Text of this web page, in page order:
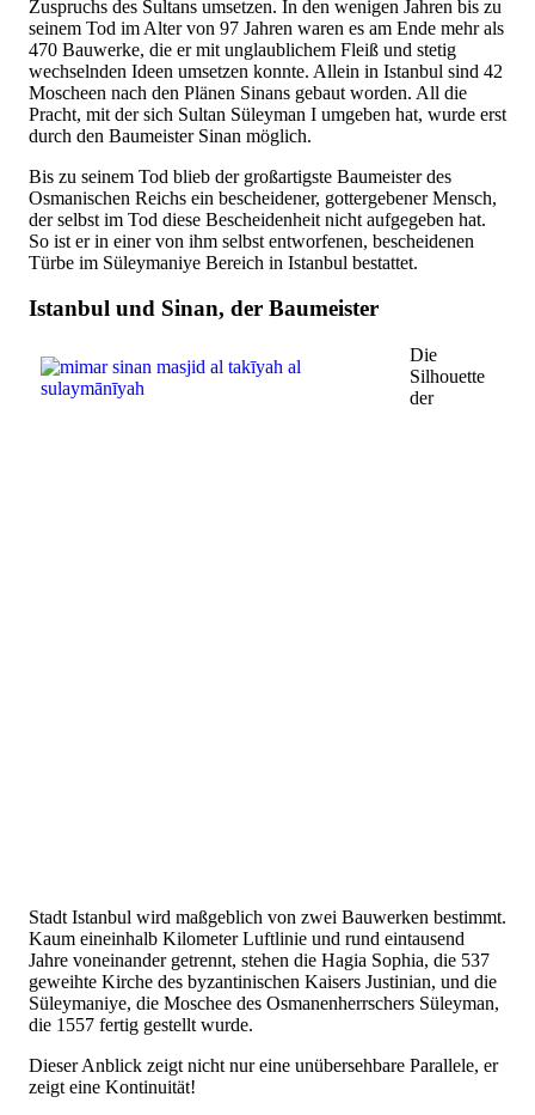
Zuspruchs des Sultans umsetzen. In den wenigen Jahren bis zu
seinem Tod im Alter von 97 Jahren waren es am Ende mehr als
470 Bauwerke, die er mit unglaublichem Fleiß und stetig
wechselnden Ideen umsetzen konnte. Allein in Istanbul sind 42
Moscheen nach den Plänen Sinans gebaut worden. All die
Pracht, mit der sich Sultan Süleyman I umgeben hat, wurde erst
durch den Baumeister Sinan möglich.
Bis zu seinem Tod blieb der großartigste Baumeister des
Osmanischen Reichs ein bescheidener, gottergebener Mensch,
der selbst im Tod diese Bescheidenheit nicht aufgegeben hat.
So ist er in einer von ihm selbst entworfenen, bescheidenen
Türbe im Süleymaniye Bereich in Istanbul bestattet.
Istanbul und Sinan, der Baumeister
Die
Silhouette
der
Stadt Istanbul wird maßgeblich von zwei Bauwerken bestimmt.
Kaum eineinhalb Kilometer Luftlinie und rund eintausend
Jahre voneinander getrennt, stehen die Hagia Sophia, die 537
geweihte Kirche des byzantinischen Kaisers Justinian, und die
Süleymaniye, die Moschee des Osmanenherrschers Süleyman,
die 1557 fertig gestellt wurde.
Dieser Anblick zeigt nicht nur eine unübersehbare Parallele, er
zeigt eine Kontinuität!